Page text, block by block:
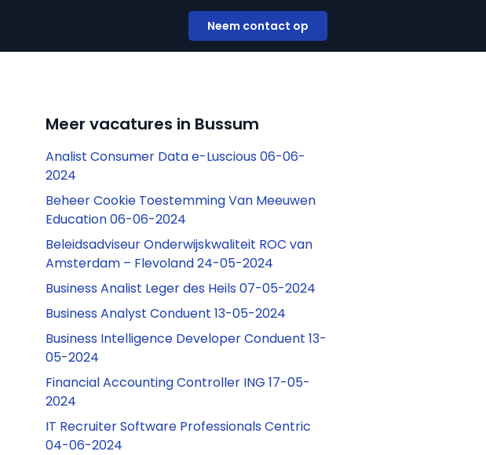
Neem contact op
Meer vacatures in Bussum
Analist Consumer Data e-Luscious 06-06-
2024
Beheer Cookie Toestemming Van Meeuwen
Education 06-06-2024
Beleidsadviseur Onderwijskwaliteit ROC van
Amsterdam – Flevoland 24-05-2024
Business Analist Leger des Heils 07-05-2024
Business Analyst Conduent 13-05-2024
Business Intelligence Developer Conduent 13-
05-2024
Financial Accounting Controller ING 17-05-
2024
IT Recruiter Software Professionals Centric
04-06-2024